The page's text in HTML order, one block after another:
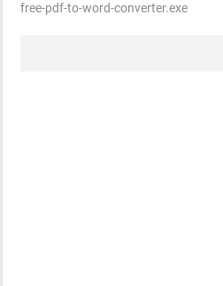
free-pdf-to-word-converter.exe